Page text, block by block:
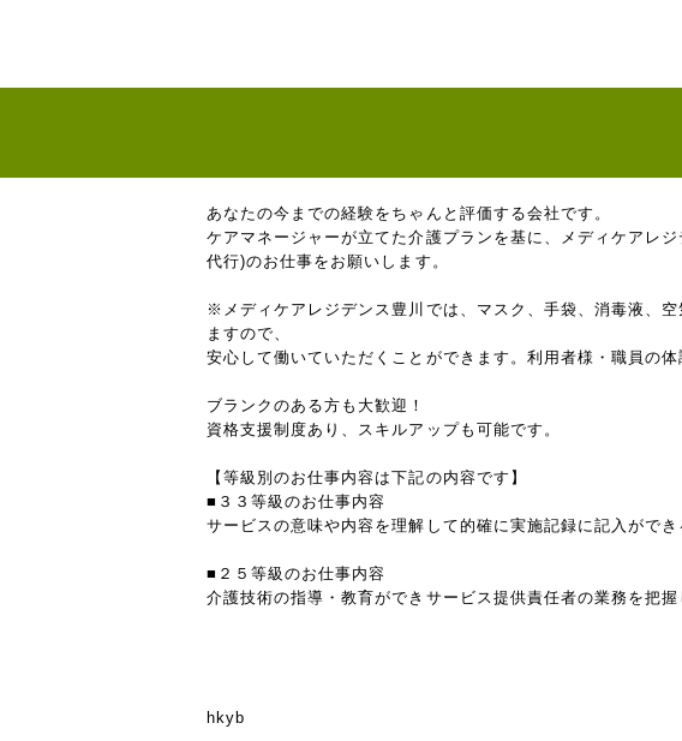
あなたの今までの経験をちゃんと評価する会社です。
ケアマネージャーが立てた介護プランを基に、メディケアレ
代行)のお仕事をお願いします。
※メディケアレジデンス豊川では、マスク、手袋、消毒液、
ますので、
安心して働いていただくことができます。利用者様・職員の体
ブランクのある方も大歓迎！
資格支援制度あり、スキルアップも可能です。
【等級別のお仕事内容は下記の内容です】
■３３等級のお仕事内容
サービスの意味や内容を理解して的確に実施記録に記入ができ
■２５等級のお仕事内容
介護技術の指導・教育ができサービス提供責任者の業務を把
hkyb